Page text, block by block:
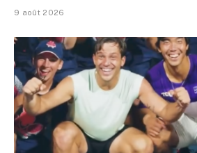
9 août 2026